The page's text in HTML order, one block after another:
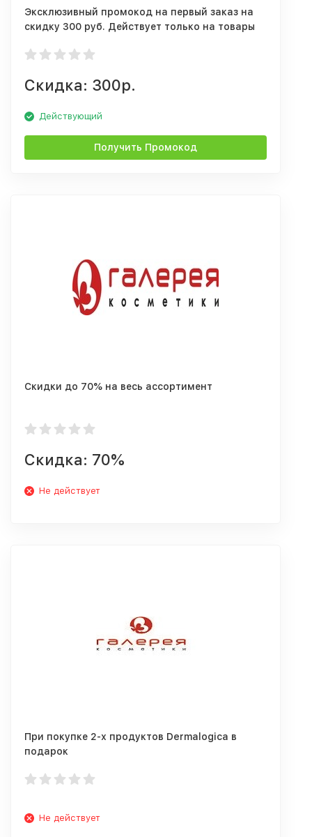
Эксклюзивный промокод на первый заказ на
скидку 300 руб. Действует только на товары
Скидка: 300р.
Действующий
Получить Промокод
Скидки до 70% на весь ассортимент
Скидка: 70%
Не действует
При покупке 2-х продуктов Dermalogica в
подарок
Не действует